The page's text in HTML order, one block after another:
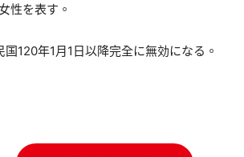
性を表す。
120年1月1日以降完全に無効になる。